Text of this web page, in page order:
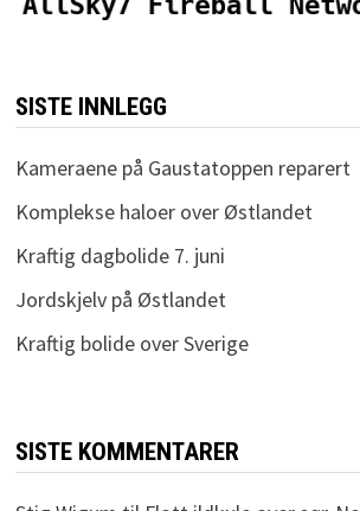
SISTE INNLEGG
Kameraene på Gaustatoppen reparert
Komplekse haloer over Østlandet
Kraftig dagbolide 7. juni
Jordskjelv på Østlandet
Kraftig bolide over Sverige
SISTE KOMMENTARER